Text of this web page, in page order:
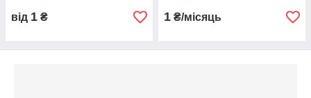
від 1 ₴ 1 ₴/місяць